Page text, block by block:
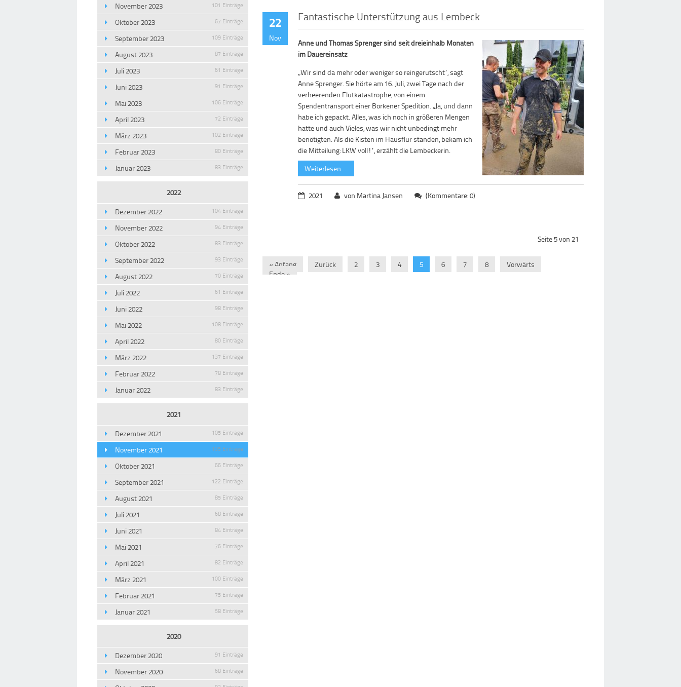
22
Nov
Fantastische Unterstützung aus Lembeck
Anne und Thomas Sprenger sind seit dreieinhalb Monaten
im Dauereinsatz
„Wir sind da mehr oder weniger so reingerutscht“, sagt
Anne Sprenger. Sie hörte am 16. Juli, zwei Tage nach der
verheerenden Flutkatastrophe, von einem
Spendentransport einer Borkener Spedition. „Ja, und dann
habe ich gepackt. Alles, was ich noch in größeren Mengen
hatte und auch Vieles, was wir nicht unbedingt mehr
benötigten. Als die Kisten im Hausflur standen, bekam ich
die Mitteilung: LKW voll!“, erzählt die Lembeckerin.
Weiterlesen …
2021 von Martina Jansen (Kommentare: 0)
Seite 5 von 21
« Anfang Zurück 2 3 4 5 6 7 8
Vorwärts
Ende »
November 2023 101 Einträge
Oktober 2023 67 Einträge
September 2023 109 Einträge
August 2023 87 Einträge
Juli 2023 61 Einträge
Juni 2023 91 Einträge
Mai 2023 106 Einträge
April 2023 72 Einträge
März 2023 102 Einträge
Februar 2023 80 Einträge
Januar 2023 83 Einträge
2022
Dezember 2022
104 Einträge
November 2022 94 Einträge
Oktober 2022 83 Einträge
September 2022 93 Einträge
August 2022 70 Einträge
Juli 2022 61 Einträge
Juni 2022 98 Einträge
Mai 2022 108 Einträge
April 2022 80 Einträge
März 2022 137 Einträge
Februar 2022 78 Einträge
Januar 2022 83 Einträge
2021
Dezember 2021
105 Einträge
November 2021 105 Einträge
Oktober 2021 66 Einträge
September 2021 122 Einträge
August 2021 85 Einträge
Juli 2021 68 Einträge
Juni 2021 84 Einträge
Mai 2021 76 Einträge
April 2021 82 Einträge
März 2021 100 Einträge
Februar 2021 75 Einträge
Januar 2021 58 Einträge
2020
Dezember 2020
91 Einträge
November 2020 68 Einträge